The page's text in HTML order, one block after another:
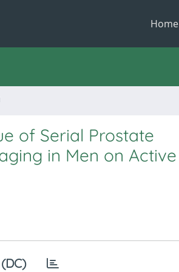
Home
of Serial Prostate
in Men on Active